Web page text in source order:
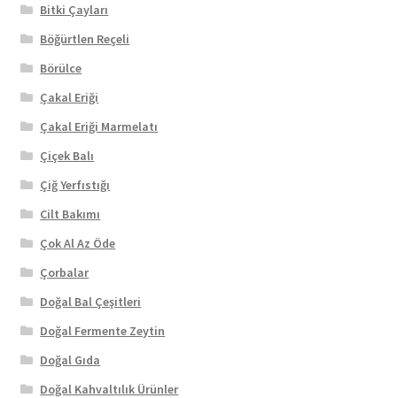
Bitki Çayları
Böğürtlen Reçeli
Börülce
Çakal Eriği
Çakal Eriği Marmelatı
Çiçek Balı
Çiğ Yerfıstığı
Cilt Bakımı
Çok Al Az Öde
Çorbalar
Doğal Bal Çeşitleri
Doğal Fermente Zeytin
Doğal Gıda
Doğal Kahvaltılık Ürünler